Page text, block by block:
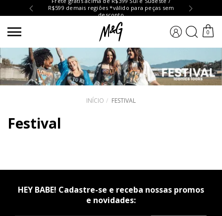
R$599 demais regiões *válido para peças sem
desconto
0
INÍCIO FESTIVAL
Festival
HEY BABE! Cadastre-se e receba nossas promos
e novidades: